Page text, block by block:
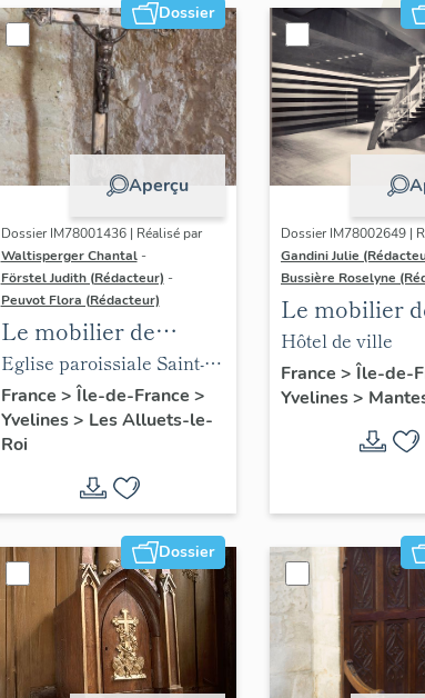
Dossier
Aperçu
Dossier IM78001436 | Réalisé par
Waltisperger Chantal -
Förstel Judith (Rédacteur) -
Peuvot Flora (Rédacteur)
Le mobilier de
l'église paroissiale
Saint-Nicolas
Eglise paroissiale Saint-
Nicolas
France > Île-de-France >
Yvelines> Les Alluets-le-
Roi
Dossier IM78002649 |
Gandini Julie
Bussière Roselyne
Le mobilier
l'hôtel de ville
Hôtel de ville
France > Île-de-
Yvelines>
Dossier